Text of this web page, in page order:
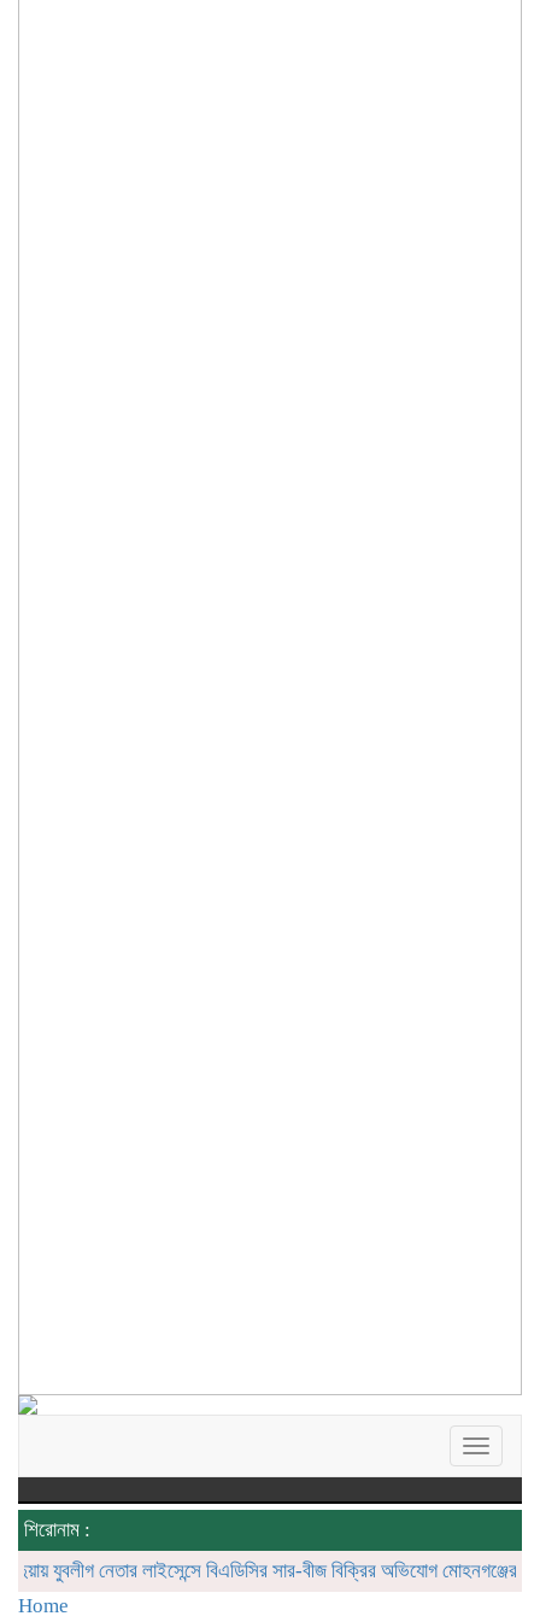
Toggle
শিরোনাম :
যুবলীগ নেতার লাইসেন্সে বিএডিসির সার-বীজ বিক্রির অভিযোগ মোহনগঞ্জের পাইলট
Home